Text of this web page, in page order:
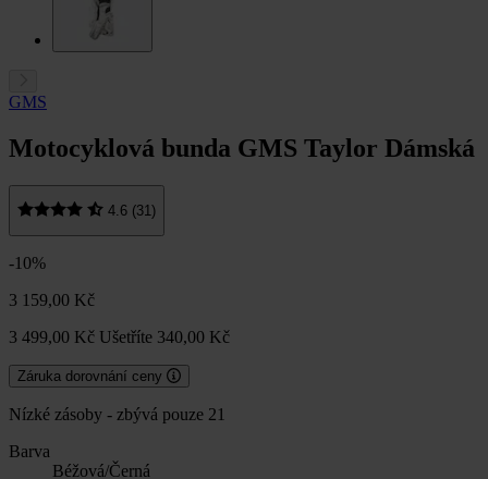
GMS
Motocyklová bunda GMS Taylor Dámská
4.6 (31)
-10%
3 159,00 Kč
3 499,00 Kč Ušetříte 340,00 Kč
Záruka dorovnání ceny
Nízké zásoby - zbývá pouze 21
Barva
Béžová/Černá